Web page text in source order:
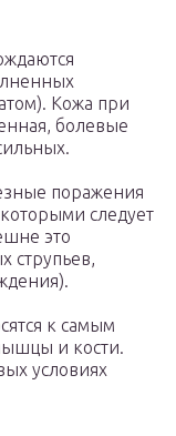
Кожа при
болевые
поражения
следует
это
струпьев,
к самым
и кости.
условиях